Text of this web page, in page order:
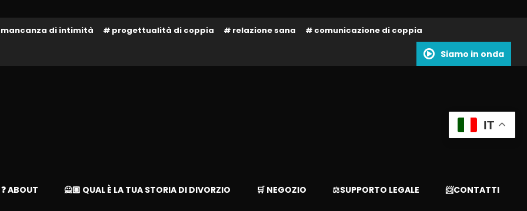
mancanza di intimità progettualità di coppia relazione sana comunicazione di coppia
Siamo in onda
❓ ABOUT 🙅🏽 QUAL È LA TUA STORIA DI DIVORZIO 🛒 NEGOZIO ⚖️SUPPORTO LEGALE 📨CONTATTI
IT